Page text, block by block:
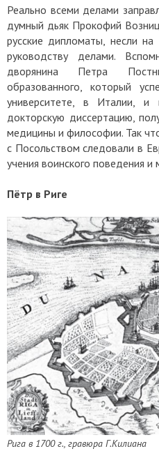
Реально всеми делами
думный дьяк Прокофий
русские дипломаты, несли
руководству делами.
дворянина Петра
образованного, который
университете, в Италии,
докторскую диссертацию,
медицины и философии. Так
с Посольством следовали в
учения воинского поведения и
Пётр в Риге
Рига в 1700 г., гравюра Г.Килиана